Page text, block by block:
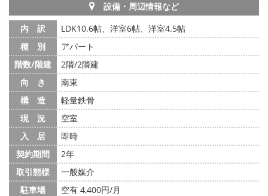
設備・周辺情報など
内 訳
LDK10.6帖、洋室6帖、洋室4.5帖
種 別
アパート
階数/階建
2階/2階建
向 き
南東
構 造
軽量鉄骨
現 況
空室
入 居
即時
契約期間
2年
取引態様
一般媒介
駐車場
空有 4,400円/月